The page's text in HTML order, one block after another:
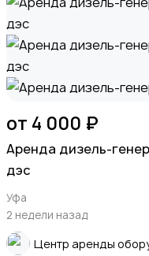
Компьютерные
Деловые услуги
от 4 000 ₽
Apeндa дизель-
дэc
Уфа
2 недели назад
Центр аренды